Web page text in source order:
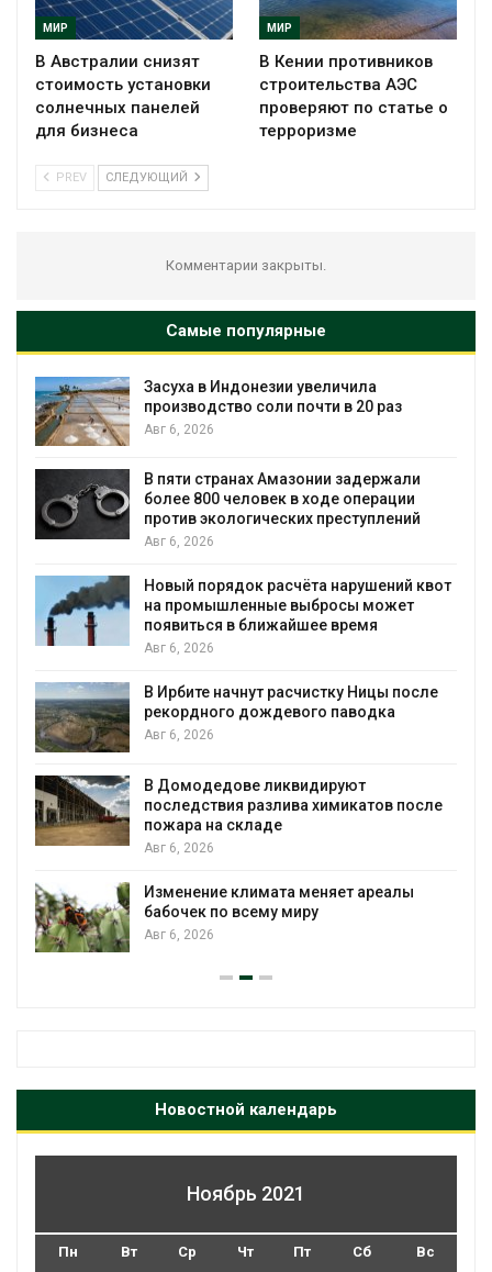
МИР
В Австралии снизят
стоимость установки
солнечных панелей
для бизнеса
МИР
В Кении противников
строительства АЭС
проверяют по статье о
терроризме
PREV СЛЕДУЮЩИЙ
Комментарии закрыты.
Самые популярные
в 20 раз
задержали
операции
квот
может
время
Ницы после
паводка
после
ареалы
В Австралии снизят
установки солнечных
Москвариум отметит 11-
трёхдневным фестивалем
В Кении противников
проверяют по статье о
Авг 5, 2026
для охраны израильской
Авг 5, 2026
климата»: исследование
пределы экологических
Авг 5, 2026
экологическую премию
«Экопозитив-2026»
Новостной календарь
Ноябрь 2021
Пн Вт Ср Чт Пт Сб Вс